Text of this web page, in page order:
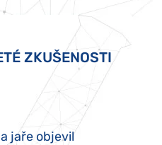
ZKUŠENOSTI
jaře objevil